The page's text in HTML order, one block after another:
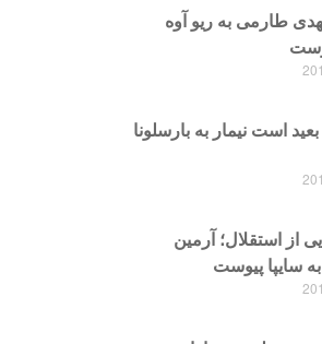
طارمی به ریو آوه
است نیمار به بارسلونا
از استقلال؛ آرمین
سایپا پیوست